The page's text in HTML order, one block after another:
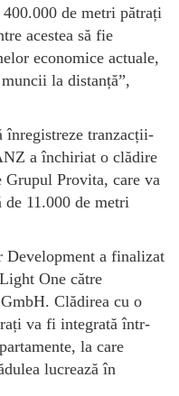
de metri pătrați
acestea să fie
economice actuale,
la distanță”,
înregistreze tranzacții-
a închiriat o clădire
Grupul Provita, care va
de 11.000 de metri
Development a finalizat
One către
Clădirea cu o
va fi integrată într-
la care
lucrează în